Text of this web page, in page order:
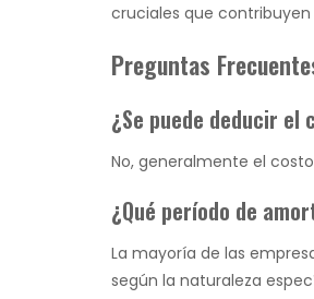
cruciales que
Preguntas
¿Se puede deducir el
No, generalmente el
¿Qué período de
La mayoría de las
según la naturaleza